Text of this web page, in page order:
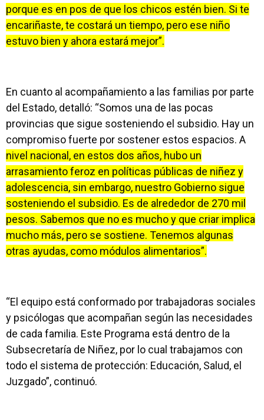
porque es en pos de que los chicos estén bien. Si te
encariñaste, te costará un tiempo, pero ese niño
estuvo bien y ahora estará mejor”.
En cuanto al acompañamiento a las familias por parte
del Estado, detalló: “Somos una de las pocas
provincias que sigue sosteniendo el subsidio. Hay un
compromiso fuerte por sostener estos espacios. A
nivel nacional, en estos dos años, hubo un
arrasamiento feroz en políticas públicas de niñez y
adolescencia, sin embargo, nuestro Gobierno sigue
sosteniendo el subsidio. Es de alrededor de 270 mil
pesos. Sabemos que no es mucho y que criar implica
mucho más, pero se sostiene. Tenemos algunas
otras ayudas, como módulos alimentarios”.
“El equipo está conformado por trabajadoras sociales
y psicólogas que acompañan según las necesidades
de cada familia. Este Programa está dentro de la
Subsecretaría de Niñez, por lo cual trabajamos con
todo el sistema de protección: Educación, Salud, el
Juzgado”, continuó.